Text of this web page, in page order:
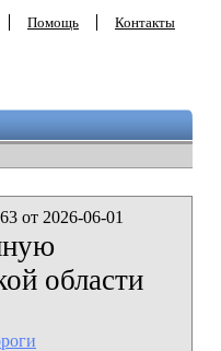
Помощь Контакты
от 2026-06-01
области